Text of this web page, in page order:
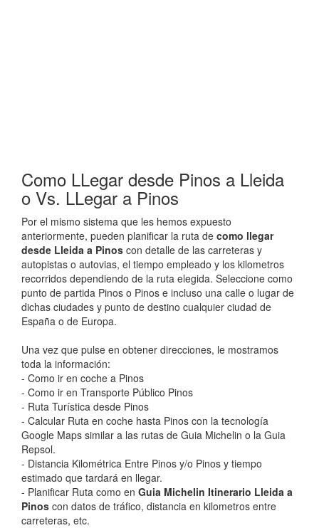
Como LLegar desde Pinos a Lleida
o Vs. LLegar a Pinos
Por el mismo sistema que les hemos expuesto
anteriormente, pueden planificar la ruta de como llegar
desde Lleida a Pinos con detalle de las carreteras y
autopistas o autovias, el tiempo empleado y los kilometros
recorridos dependiendo de la ruta elegida. Seleccione como
punto de partida Pinos o Pinos e incluso una calle o lugar de
dichas ciudades y punto de destino cualquier ciudad de
España o de Europa.
Una vez que pulse en obtener direcciones, le mostramos
toda la información:
- Como ir en coche a Pinos
- Como ir en Transporte Público Pinos
- Ruta Turística desde Pinos
- Calcular Ruta en coche hasta Pinos con la tecnología
Google Maps similar a las rutas de Guia Michelin o la Guia
Repsol.
- Distancia Kilométrica Entre Pinos y/o Pinos y tiempo
estimado que tardará en llegar.
- Planificar Ruta como en Guia Michelin Itinerario Lleida a
Pinos con datos de tráfico, distancia en kilometros entre
carreteras, etc.